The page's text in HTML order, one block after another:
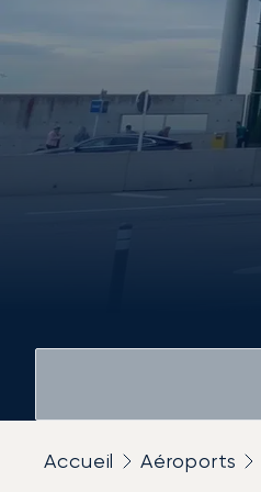
Accueil Aéroports